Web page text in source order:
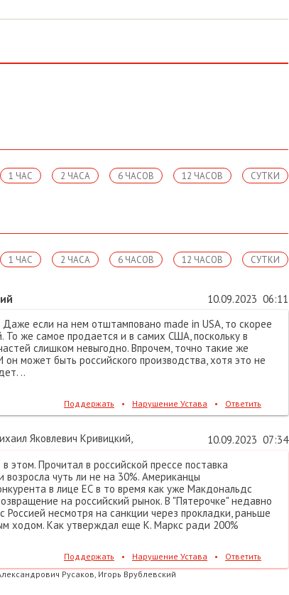
СУТКИ
12 ЧАСОВ
6 ЧАСОВ
2 ЧАСА
1 ЧАС
СУТКИ
12 ЧАСОВ
6 ЧАСОВ
2 ЧАСА
1 ЧАС
10.09.2023 06:11
если на нем отштамповано made in USA, то скорее
То же самое продается и в самих США, поскольку в
слишком невыгодно. Впрочем, точно такие же
может быть российского производства, хотя это не
..
Поддержать • Нарушение Устава • Ответить
Яковлевич Кривицкий, 10.09.2023 07:34
этом. Прочитал в российской прессе поставка
возросла чуть ли не на 30%. Американцы
в лице ЕС в то время как уже Макдональдс
на российский рынок. В "Пятерочке" недавно
Россией несмотря на санкции через прокладки, раньше
ходом. Как утверждал еще К. Маркс ради 200%
Поддержать • Нарушение Устава •
Ответить
Русаков, Игорь Врублевский